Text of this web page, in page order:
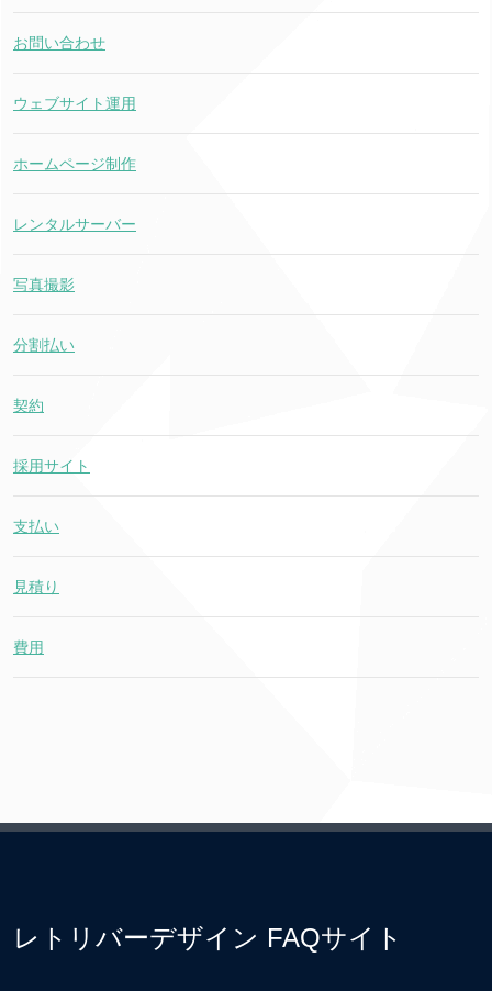
お問い合わせ
ウェブサイト運用
ホームページ制作
レンタルサーバー
写真撮影
分割払い
契約
採用サイト
支払い
見積り
費用
レトリバーデザイン FAQサイト